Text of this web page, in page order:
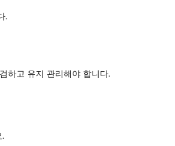
.
하고 유지 관리해야 합니다.
.